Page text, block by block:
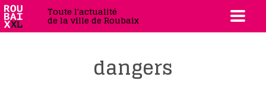
Toute l'actualité
de la ville de Roubaix
dangers